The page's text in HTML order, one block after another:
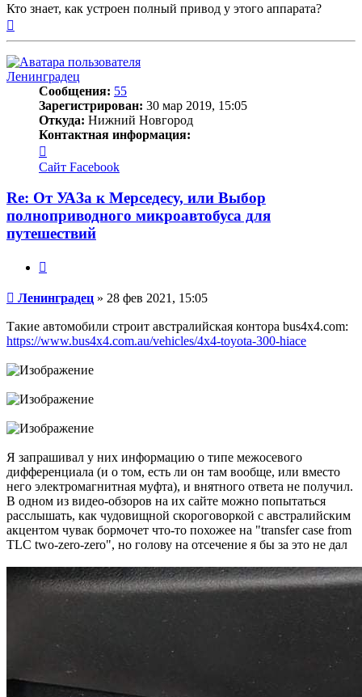
Кто знает, как устроен полный привод у этого аппарата?
Ленинградец
Сообщения: 55
Зарегистрирован: 30 мар 2019, 15:05
Откуда: Нижний Новгород
Контактная информация:
информация
пользователя
Ленинградец
Сайт Facebook
Re: От УАЗа к Мерседесу, или Выбор
полноприводного микроавтобуса для
путешествий
Сообщение
Ленинградец » 28 фев 2021, 15:05
Такие автомобили строит австралийская контора bus4x4.com:
https://www.bus4x4.com.au/vehicles/4x4-toyota-300-hiace
Я запрашивал у них информацию о типе межосевого
дифференциала (и о том, есть ли он там вообще, или вместо
него электромагнитная муфта), и внятного ответа не получил.
В одном из видео-обзоров на их сайте можно попытаться
расслышать, как чудовищной скороговоркой с австралийским
акцентом чувак бормочет что-то похожее на "transfer case from
TLC two-zero-zero", но голову на отсечение я бы за это не дал